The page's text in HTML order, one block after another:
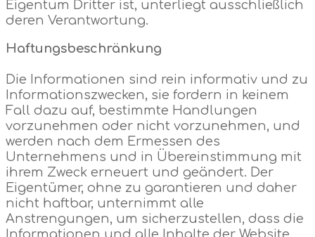
Eigentum Dritter ist, unterliegt ausschließlich
deren Verantwortung.
Haftungsbeschränkung
Die Informationen sind rein informativ und zu
Informationszwecken, sie fordern in keinem
Fall dazu auf, bestimmte Handlungen
vorzunehmen oder nicht vorzunehmen, und
werden nach dem Ermessen des
Unternehmens und in Übereinstimmung mit
ihrem Zweck erneuert und geändert. Der
Eigentümer, ohne zu garantieren und daher
nicht haftbar, unternimmt alle
Anstrengungen, um sicherzustellen, dass die
Informationen und alle Inhalte der Website